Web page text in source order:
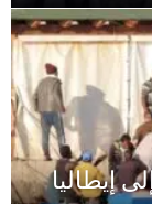
إيطاليا